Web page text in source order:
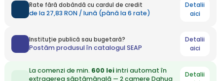
Rate fără dobândă cu cardul de credit
de la 27,83 RON / lună (până la 6 rate)
Detalii
aici
Instituție publică sau bugetară?
Postăm produsul în catalogul SEAP
Detalii
aici
La comenzi de min. 600 leiintri automat în
extragerea săptămânală — 2 camere Dahua
Detalii